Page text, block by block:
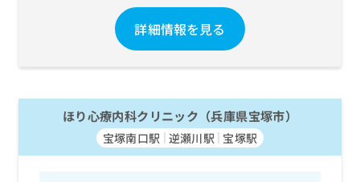
詳細情報を見る
ほり心療内科クリニック（兵庫県宝塚市）
宝塚南口駅 逆瀬川駅 宝塚駅